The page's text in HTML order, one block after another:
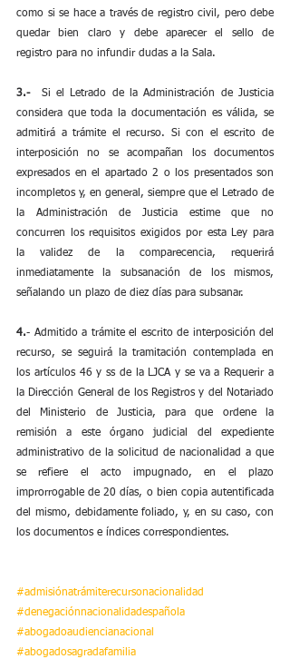
como si se hace a través de registro civil, pero debe
quedar bien claro y debe aparecer el sello de
registro para no infundir dudas a la Sala.
3.-
  Si el Letrado de la Administración de Justicia
considera que toda la documentación es válida, se
admitirá a trámite el recurso. Si con el escrito de
interposición no se acompañan los documentos
expresados en el apartado 2 o los presentados son
incompletos y, en general, siempre que el Letrado de
la Administración de Justicia estime que no
concurren los requisitos exigidos por esta Ley para
la validez de la comparecencia, requerirá
inmediatamente la subsanación de los mismos,
señalando un plazo de diez días para subsanar.
4.- Admitido a trámite el escrito de interposición del
recurso, se seguirá la tramitación contemplada en
los artículos 46 y ss de la LJCA y se va a Requerir a
la Dirección General de los Registros y del Notariado
del Ministerio de Justicia, para que ordene la
remisión a este órgano judicial del expediente
administrativo de la solicitud de nacionalidad a que
se refiere el acto impugnado, en el plazo
improrrogable de 20 días, o bien copia autentificada
del mismo, debidamente foliado, y, en su caso, con
los documentos e índices correspondientes.
#admisiónatrámiterecursonacionalidad
#denegaciónnacionalidadespañola
#abogadoaudiencianacional
#abogadosagradafamilia